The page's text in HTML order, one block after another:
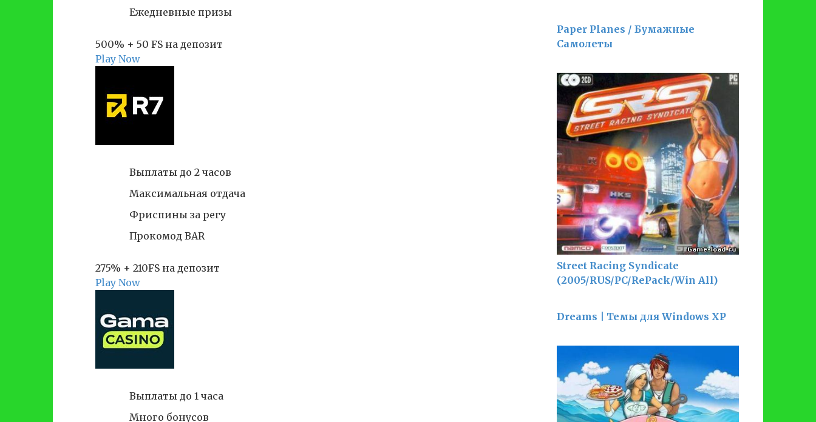
Ежедневные призы
500% + 50 FS на депозит
Play Now
Выплаты до 2 часов
Максимальная отдача
Фриспины за регу
Прокомод BAR
275% + 210FS на депозит
Play Now
Выплаты до 1 часа
Много бонусов
Paper Planes / Бумажные
Самолеты
Street Racing Syndicate
(2005/RUS/PC/RePack/Win All)
Dreams | Темы для Windows XP